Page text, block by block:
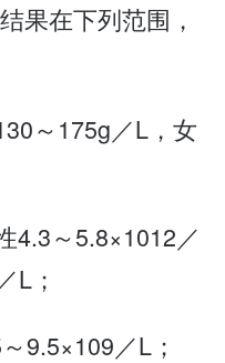
果在下列范围，
～175g／L，女
4.3～5.8×1012／
L；
9.5×109／L；